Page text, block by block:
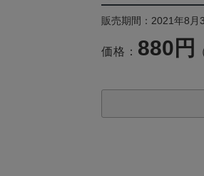
販売期間：2021年8月
価格： 880円